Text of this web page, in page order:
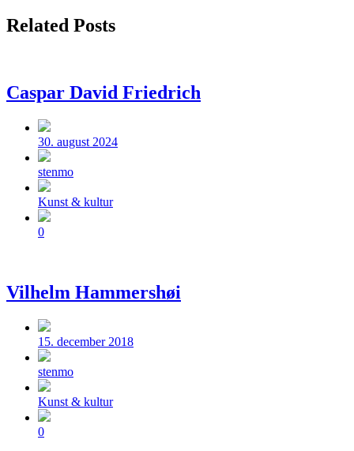
Related Posts
Caspar David Friedrich
Post
date
30. august 2024
Posted
by
stenmo
Posted
in
Kunst & kultur
Comments
0
Vilhelm Hammershøi
Post
date
15. december 2018
Posted
by
stenmo
Posted
in
Kunst & kultur
Comments
0